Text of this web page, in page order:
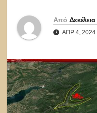
Από
ΑΠΡ 4, 2024